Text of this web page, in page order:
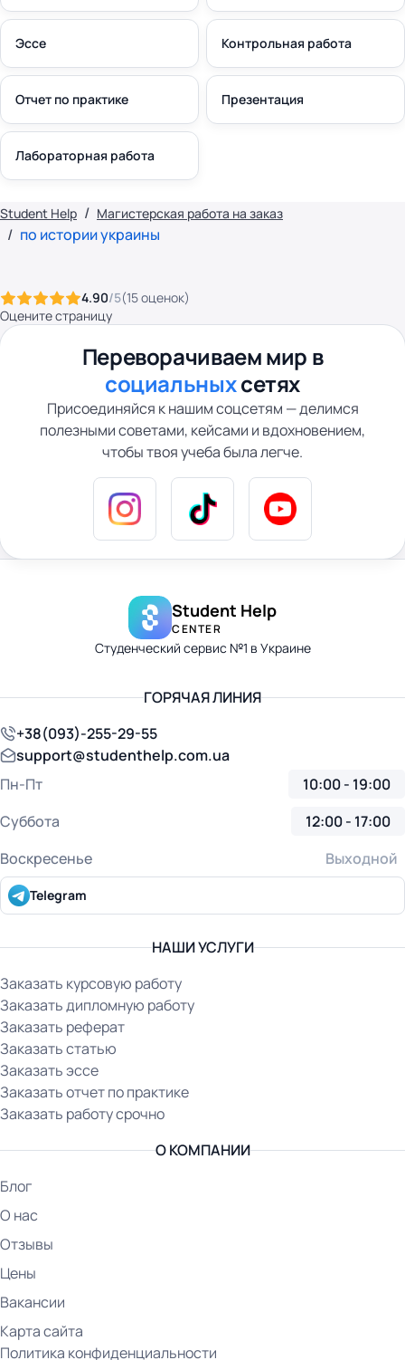
Эссе Контрольная работа
Отчет по практике Презентация
Лабораторная работа
Student Help Магистерская работа на заказ
по истории украины
4.90/5(15оценок)
Оцените страницу
Переворачиваем мир в
социальныхсетях
Присоединяйся к нашим соцсетям — делимся
полезными советами, кейсами и вдохновением,
чтобы твоя учеба была легче.
Student Help
CENTER
Студенческий сервис №1 в Украине
НАШИ УСЛУГИ
Заказать курсовую работу
Заказать дипломную работу
Заказать реферат
Заказать статью
Заказать эссе
Заказать отчет по практике
Заказать работу срочно
О КОМПАНИИ
Блог
О нас
Отзывы
Цены
Вакансии
Карта сайта
Политика конфиденциальности
ГОРЯЧАЯ ЛИНИЯ
+38(093)-255-29-55
support@studenthelp.com.ua
Пн-Пт
10:00 - 19:00
Суббота
12:00 - 17:00
Воскресенье
Выходной
Telegram